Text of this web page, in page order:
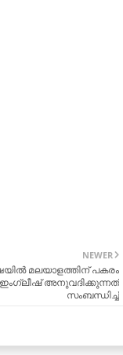
NEWER
മലയാളത്തിന് പകരം
അനുവദിക്കുന്നത്
സംബന്ധിച്ച്